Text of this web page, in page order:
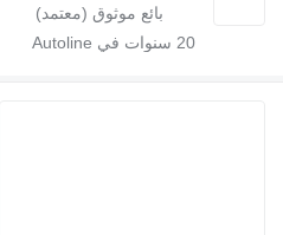
سنوات في Autoline